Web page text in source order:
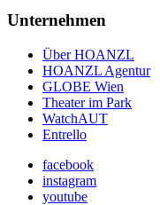
Unternehmen
Über HOANZL
HOANZL Agentur
GLOBE Wien
Theater im Park
WatchAUT
Entrello
facebook
instagram
youtube